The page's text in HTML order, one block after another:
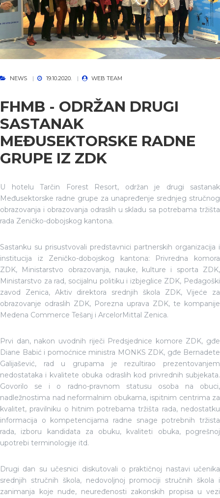
NEWS 19.10.2020. WEB TEAM
FHMB - ODRŽAN DRUGI
SASTANAK
MEĐUSEKTORSKE RADNE
GRUPE IZ ZDK
U hotelu Tarčin Forest Resort, održan je drugi sastanak
Međusektorske radne grupe za unapređenje srednjeg stručnog
obrazovanja i obrazovanja odraslih u skladu sa potrebama tržišta
rada Zeničko-dobojskog kantona.
Sastanku su prisustvovali predstavnici partnerskih organizacija i
institucija iz Zeničko-dobojskog kantona: Privredna komora
ZDK, Ministarstvo obrazovanja, nauke, kulture i sporta ZDK,
Ministarstvo za rad, socijalnu politiku i izbjeglice ZDK, Pedagoški
zavod Zenica, Aktiv direktora srednjih škola ZDK, Vijeće za
obrazovanje odraslih ZDK, Porezna uprava ZDK, te kompanije
Medena Commerce Tešanj i ArcelorMittal Zenica.
Prvi dan, nakon uvodnih riječi Predsjednice komore ZDK, gđe
Diane Babić i pomoćnice ministra MONKS ZDK, gđe Bernadete
Galijašević, rad u grupama je rezultirao prezentovanjem
nedostataka i kvalitete obuka odraslih kod privrednih subjekata.
Govorilo se i o radno-pravnom statusu osoba na obuci,
nadležnostima nad neformalnim obukama, ispitnim centrima za
kvalitet, pravilniku o hitnim potrebama tržišta rada, nedostatku
informacija o kompetencijama radne snage potrebnih tržista
rada, izboru kandidata za obuku, kvaliteti obuka, pogrešnoj
upotrebi terminologije itd.
Drugi dan su učesnici diskutovali o praktičnoj nastavi učenika
srednjih stručnih škola, nedovoljnoj promociji stručnih škola i
zanimanja koje nude, neuređenosti zakonskih propisa u vezi